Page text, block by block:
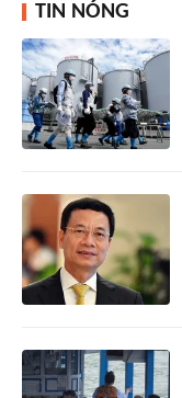
TIN NÓNG